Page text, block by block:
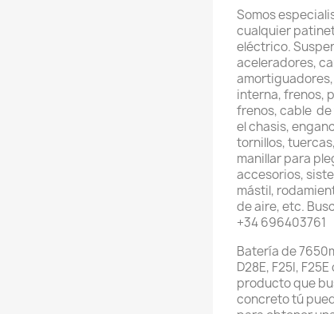
Somos
cualquier
eléctrico.
aceleradores,
interna, frenos,
frenos, cable
el chasis,
tornillos,
manillar para
accesorios,
mástil,
de aire, etc.
+34 696403761
Batería de
D28E, F25I,
producto que
concreto tú